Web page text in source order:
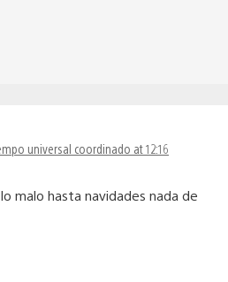
universal coordinado at 12:16
malo hasta navidades nada de